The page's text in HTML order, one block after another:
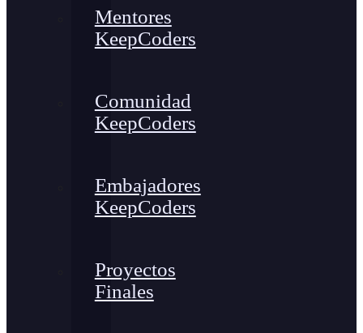
Mentores
KeepCoders
Comunidad
KeepCoders
Embajadores
KeepCoders
Proyectos
Finales